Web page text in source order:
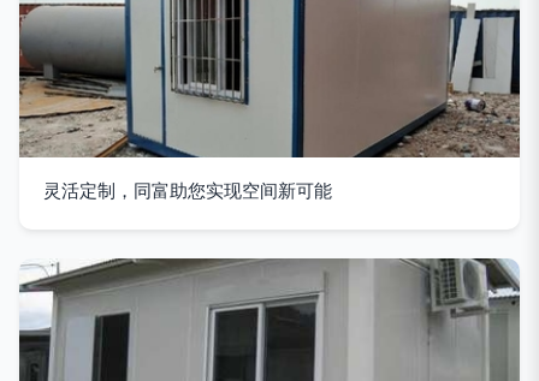
灵活定制，同富助您实现空间新可能